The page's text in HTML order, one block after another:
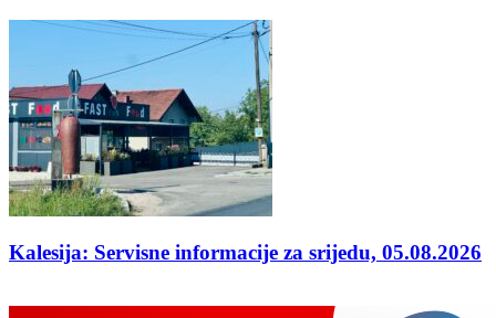
Kalesija: Servisne informacije za srijedu, 05.08.2026